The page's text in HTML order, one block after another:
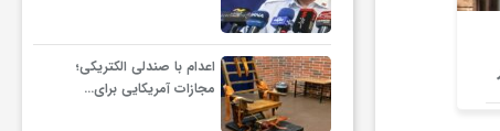
آغاز رویدادهای بیست‌ویکمین
جشنواره بین‌المللی نمایش
عروسکی تهران–مبارک در موزه
هنرهای معاصر تهران
پیکر
اعدام با صندلی الکتریکی؛
مجازات آمریکایی برای…